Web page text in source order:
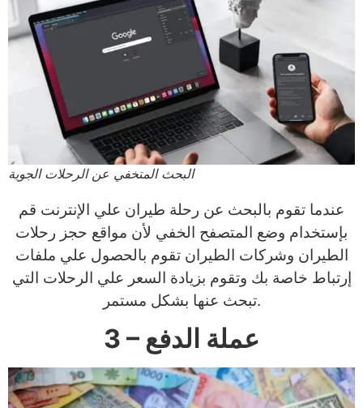
البحث المتخفي عن الرحلات الجوية
عندما تقوم بالبحث عن رحلة طيران علي الإنترنت قم
بإستخدام وضع المتصفح الخفي لأن مواقع حجز رحلات
الطيران وشركات الطيران تقوم بالحصول علي ملفات
إرتباط خاصة بك وتقوم بزيادة السعر علي الرحلات التي
تبحث عنها بشكل مستمر.
3 – عملة الدفع